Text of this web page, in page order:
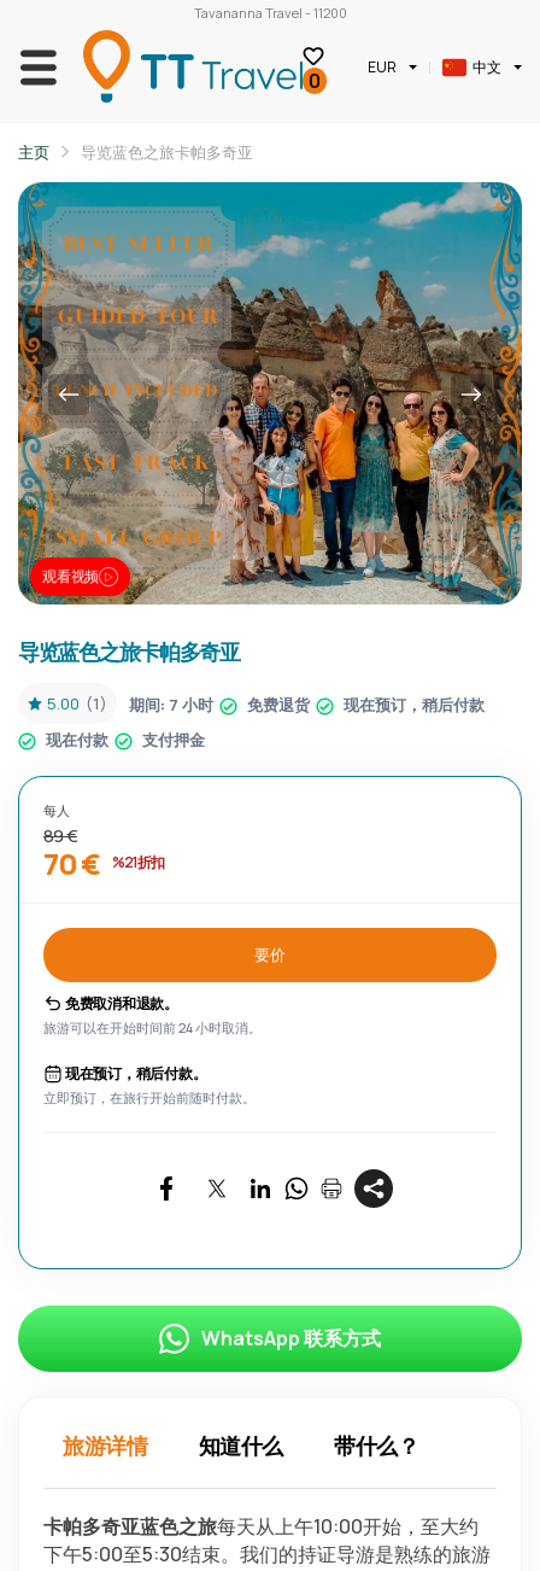
Tavananna Travel - 11200
0 EUR 中文
主页 导览蓝色之旅卡帕多奇亚
旅游详情 知道什么 带什么？
卡帕多奇亚蓝色之旅每天从上午10:00开始，至大约
下午5:00至5:30结束。我们的持证导游是熟练的旅游
观看视频
导览蓝色之旅卡帕多奇亚
5.00 (1) 期间: 7 小时 免费退货
现在预订，稍后付款
现在付款
支付押金
每人
89 €
70 € %21 折扣
要价
免费取消和退款。
旅游可以在开始时间前 24 小时取消。
现在预订，稍后付款。
立即预订，在旅行开始前随时付款。
WhatsApp 联系方式